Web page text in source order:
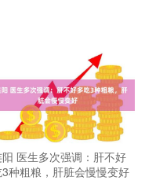
阳 医生多次强调：肝不好
3种粗粮，肝脏会慢慢变好